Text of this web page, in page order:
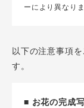
ーにより異なりま
以下の注意事項
す。
■ お花の完成